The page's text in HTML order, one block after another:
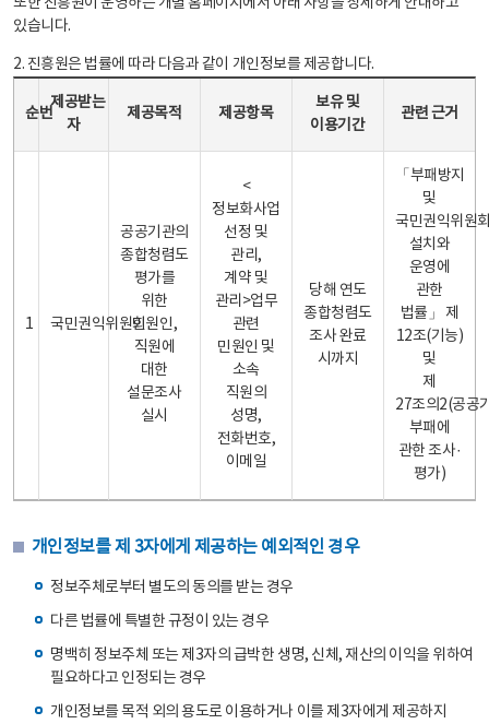
있습니다.
2. 진흥원은 법률에 따라 다음과 같이 개인정보를 제공합니다.
순번
제공받는
자
제공목적 제공항목
보유 및
이용기간
관련 근거
1 국민권익위원회
공공기관의
종합청렴도
평가를
위한
민원인,
직원에
대한
설문조사
실시
<
정보화사업
선정 및
관리,
계약 및
관리>업무
관련
민원인 및
소속
직원의
성명,
전화번호,
이메일
당해 연도
종합청렴도
조사 완료
시까지
「부패방지
및
국민권익위원
설치와
운영에
관한
법률」 제
12조(기능)
및
제
27조의2(공공
부패에
관한 조사·
평가)
개인정보를 제 3자에게 제공하는 예외적인 경우
정보주체로부터 별도의 동의를 받는 경우
다른 법률에 특별한 규정이 있는 경우
명백히 정보주체 또는 제3자의 급박한 생명, 신체, 재산의 이익을 위하여
필요하다고 인정되는 경우
개인정보를 목적 외의 용도로 이용하거나 이를 제3자에게 제공하지